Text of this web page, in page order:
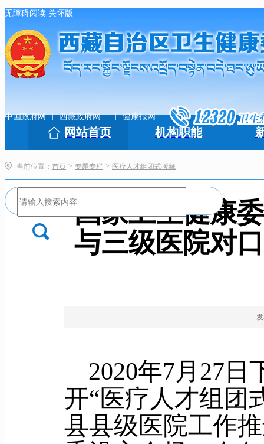
无障碍阅读 关怀版
中国政府网 | 西藏政府网 | 健康报网
网站首页 机构职能
当前位置： 首页 > 专题专栏 > 医疗人才组团式援藏
国家卫生健康
与三级医院对
2020年7月27
开“医疗人才组团
县县级医院工作